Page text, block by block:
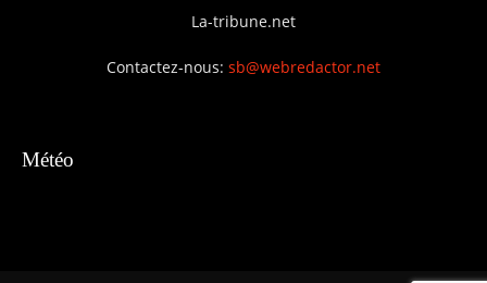
La-tribune.net
Contactez-nous: sb@webredactor.net
Météo